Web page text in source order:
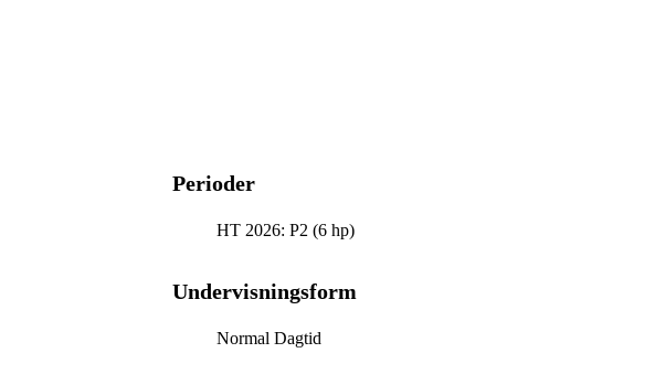
Perioder
HT 2026: P2 (6 hp)
Undervisningsform
Normal Dagtid